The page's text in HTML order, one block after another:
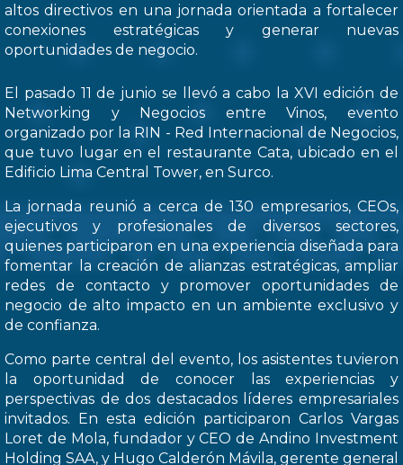
altos directivos en una jornada orientada a fortalecer
conexiones estratégicas y generar nuevas
oportunidades de negocio.
El pasado 11 de junio se llevó a cabo la XVI edición de
Networking y Negocios entre Vinos, evento
organizado por la RIN - Red Internacional de Negocios,
que tuvo lugar en el restaurante Cata, ubicado en el
Edificio Lima Central Tower, en Surco.
La jornada reunió a cerca de 130 empresarios, CEOs,
ejecutivos y profesionales de diversos sectores,
quienes participaron en una experiencia diseñada para
fomentar la creación de alianzas estratégicas, ampliar
redes de contacto y promover oportunidades de
negocio de alto impacto en un ambiente exclusivo y
de confianza.
Como parte central del evento, los asistentes tuvieron
la oportunidad de conocer las experiencias y
perspectivas de dos destacados líderes empresariales
invitados. En esta edición participaron Carlos Vargas
Loret de Mola, fundador y CEO de Andino Investment
Holding SAA, y Hugo Calderón Mávila, gerente general